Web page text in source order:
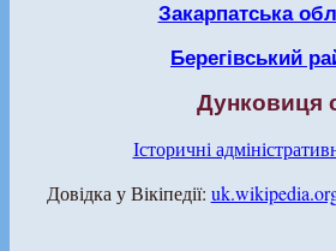
Закарпатська
Берегівський
Дунковиця
Історичні
Довідка у Вікіпедії: